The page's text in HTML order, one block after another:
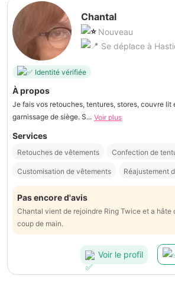
Chantal
Nouveau
Se déplace à
Identité vérifiée
À propos
Je fais vos retouches, tentures, stores, couvre lit
garnissage de siège. S... Voir plus
Services
Retouches de vêtements Confection de
Customisation de vêtements Réajustement
Pas encore d'avis
Chantal vient de rejoindre Ring Twice et a hâte
coup de main.
Voir le profil